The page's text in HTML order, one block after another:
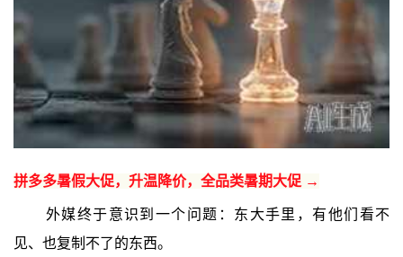
拼多多暑假大促，升温降价，全品类暑期大促 →
外媒终于意识到一个问题：东大手里，有他们看不
见、也复制不了的东西。